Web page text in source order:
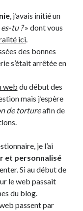
toute personnelle
toute personnelle
toute
toute personnelle
toute
, j’avais initié un
tu ?» dont vous
ici.
des bonnes
s’était arrêtée en
web du début des
mais j’espère
de tortureafin de
je l’ai
et personnalisé
Si au début de
le web passait
du blog.
passent par